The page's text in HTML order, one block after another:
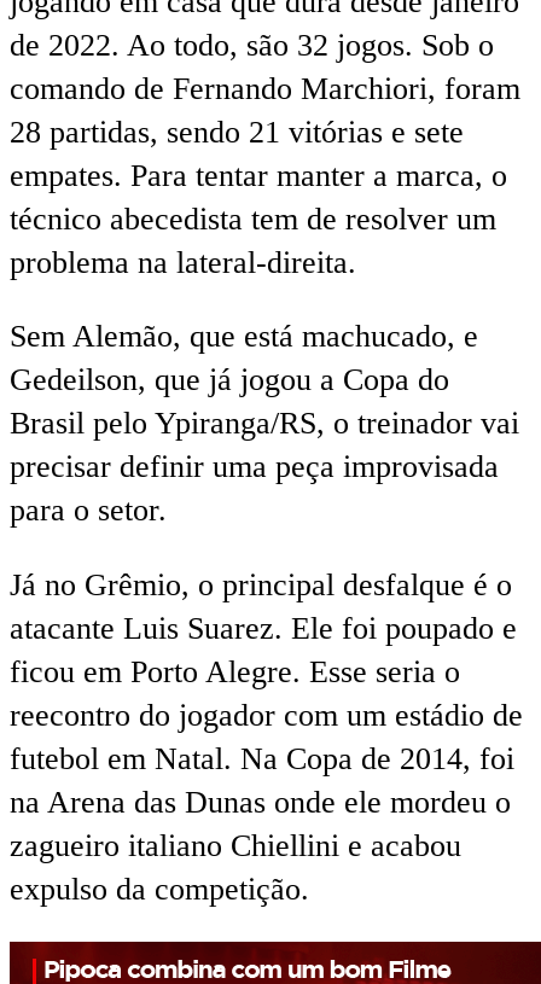
de 2022. Ao todo, são 32 jogos. Sob o
comando de Fernando Marchiori, foram
28 partidas, sendo 21 vitórias e sete
empates. Para tentar manter a marca, o
técnico abecedista tem de resolver um
problema na lateral-direita.
Sem Alemão, que está machucado, e
Gedeilson, que já jogou a Copa do
Brasil pelo Ypiranga/RS, o treinador vai
precisar definir uma peça improvisada
para o setor.
Já no Grêmio, o principal desfalque é o
atacante Luis Suarez. Ele foi poupado e
ficou em Porto Alegre. Esse seria o
reecontro do jogador com um estádio de
futebol em Natal. Na Copa de 2014, foi
na Arena das Dunas onde ele mordeu o
zagueiro italiano Chiellini e acabou
expulso da competição.